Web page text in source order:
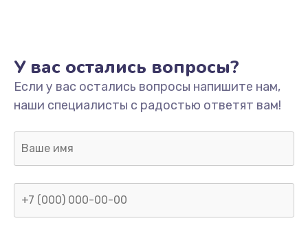
Замена/Pемонт карбюратора
1300 руб.
Заказать
Ремонт капиллярной трубки
400 руб.
У вас остались вопросы?
Если у вас остались вопросы напишите нам,
наши специалисты с радостью ответят вам!